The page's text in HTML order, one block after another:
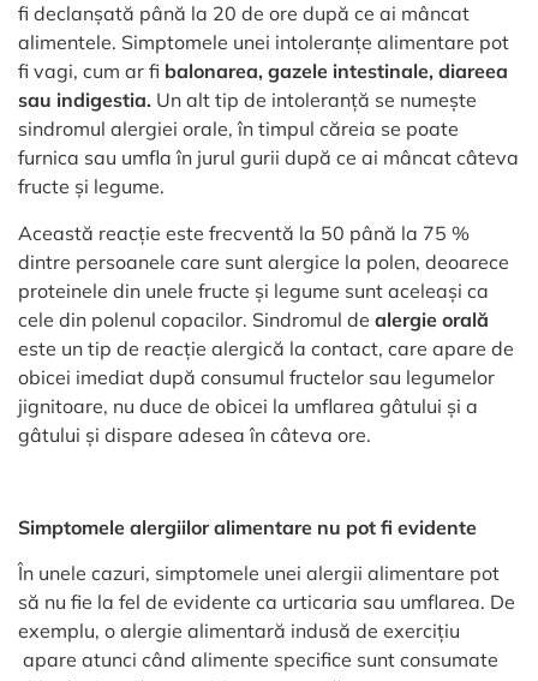
fi declanșată până la 20 de ore după ce ai mâncat
alimentele. Simptomele unei intoleranțe alimentare pot
fi vagi, cum ar fi balonarea, gazele intestinale, diareea
sau indigestia. Un alt tip de intoleranță se numește
sindromul alergiei orale, în timpul căreia se poate
furnica sau umfla în jurul gurii după ce ai mâncat câteva
fructe și legume.
Această reacție este frecventă la 50 până la 75 %
dintre persoanele care sunt alergice la polen, deoarece
proteinele din unele fructe și legume sunt aceleași ca
cele din polenul copacilor. Sindromul de alergie orală
este un tip de reacție alergică la contact, care apare de
obicei imediat după consumul fructelor sau legumelor
jignitoare, nu duce de obicei la umflarea gâtului și a
gâtului și dispare adesea în câteva ore.
Simptomele alergiilor alimentare nu pot fi evidente
În unele cazuri, simptomele unei alergii alimentare pot
să nu fie la fel de evidente ca urticaria sau umflarea. De
exemplu, o alergie alimentară indusă de exercițiu
apare atunci când alimente specifice sunt consumate